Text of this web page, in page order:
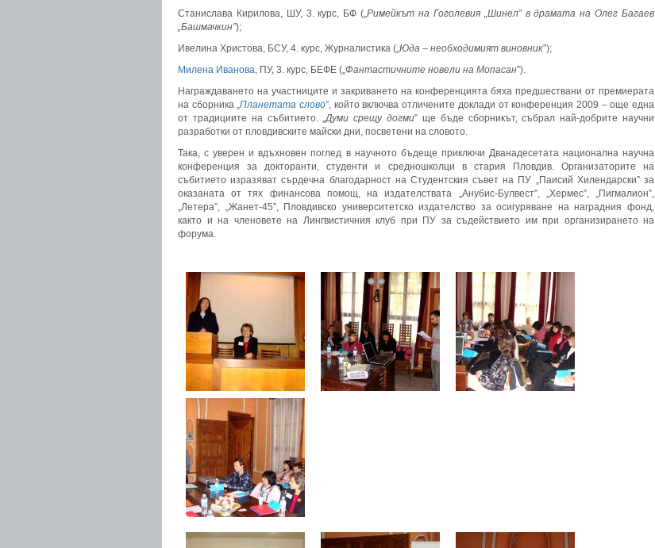
Станислава Кирилова, ШУ, 3. курс, БФ („Римейкът на Гоголевия „Шинел” в драмата на Олег Багаев
„Башмачкин”);
Ивелина Христова, БСУ, 4. курс, Журналистика („Юда – необходимият виновник”);
Милена Иванова, ПУ, 3. курс, БЕФЕ („Фантастичните новели на Мопасан”).
Награждаването на участниците и закриването на конференцията бяха предшествани от премиерата
на сборника„Планетата слово”, който включва отличените доклади от конференция 2009 – още една
от традициите на събитието. „Думи срещу догми” ще бъде сборникът, събрал най-добрите научни
разработки от пловдивските майски дни, посветени на словото.
Така, с уверен и вдъхновен поглед в научното бъдеще приключи Дванадесетата национална научна
конференция за докторанти, студенти и средношколци в стария Пловдив. Организаторите на
събитието изразяват сърдечна благодарност на Студентския съвет на ПУ „Паисий Хилендарски” за
оказаната от тях финансова помощ, на издателствата „Анубис-Булвест”, „Хермес”, „Пигмалион”,
„Летера”, „Жанет-45”, Пловдивско университетско издателство за осигуряване на наградния фонд,
както и на членовете на Лингвистичния клуб при ПУ за съдействието им при организирането на
форума.